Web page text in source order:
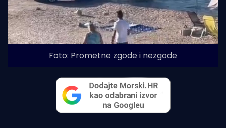
Foto: Prometne zgode i nezgode